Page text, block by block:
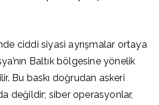
ciddi siyasi ayrışmalar ortaya
Baltık bölgesine yönelik
Bu baskı doğrudan askeri
değildir; siber operasyonlar,